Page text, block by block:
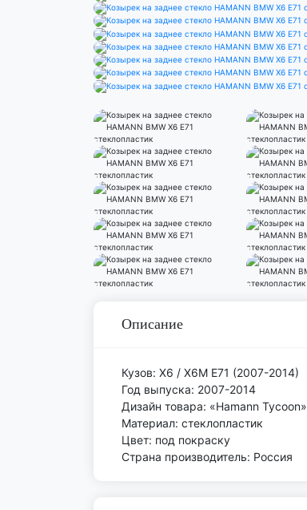
Описание
Кузов: X6 / X6M E71 (2007-2014)
Год выпуска: 2007-2014
Дизайн товара: «Hamann Tycoon»
Материал: стеклопластик
Цвет: под покраску
Страна производитель: Россия